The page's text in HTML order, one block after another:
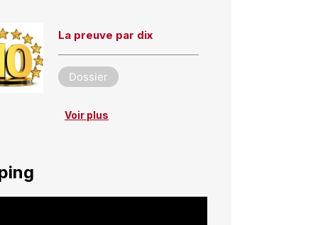
La preuve par dix
Dossier
Voir plus